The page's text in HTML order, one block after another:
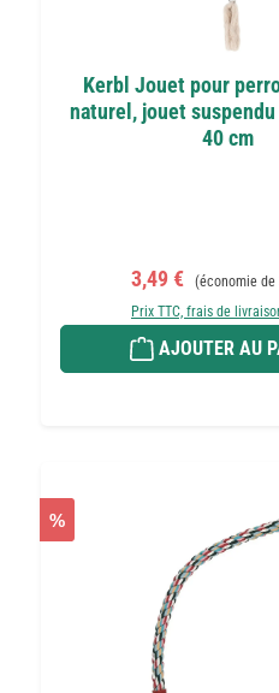
Kerbl Jouet pour
naturel, jouet suspendu
40 cm
Prix de vente :
3,49 € Prix régulier :
(économie de
Prix TTC, frais de
AJOUTER AU
%